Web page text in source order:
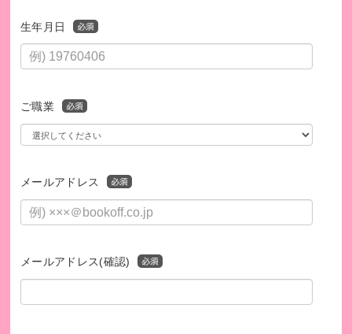
生年月日
ご職業
メールアドレス
メールアドレス(確認)